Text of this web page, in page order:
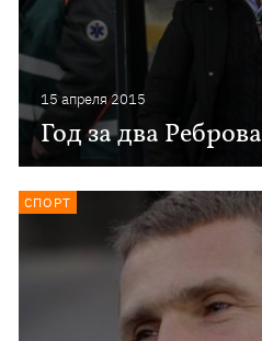
15 апреля 2015
Год за два Реброва
СПОРТ